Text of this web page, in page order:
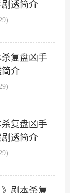
透简介
杀复盘凶手
介
杀复盘凶手
透简介
》剧本杀复